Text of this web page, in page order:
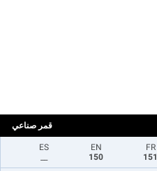
قمر صناعي
FR
151
EN
150
ES